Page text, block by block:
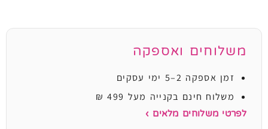
משלוחים ואספקה
זמן אספקה 2–5 ימי עסקים
משלוח חינם בקנייה מעל 499 ₪
לפרטי משלוחים מלאים ›